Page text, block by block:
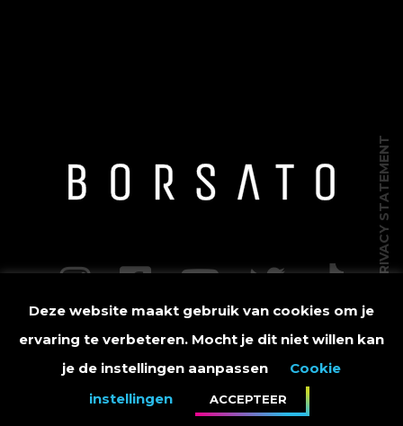
DISCLAIMER
PRIVACY STATEMENT
Deze website maakt gebruik van cookies om je
ervaring te verbeteren. Mocht je dit niet willen kan
je de instellingen aanpassen
Cookie
instellingen
ACCEPTEER